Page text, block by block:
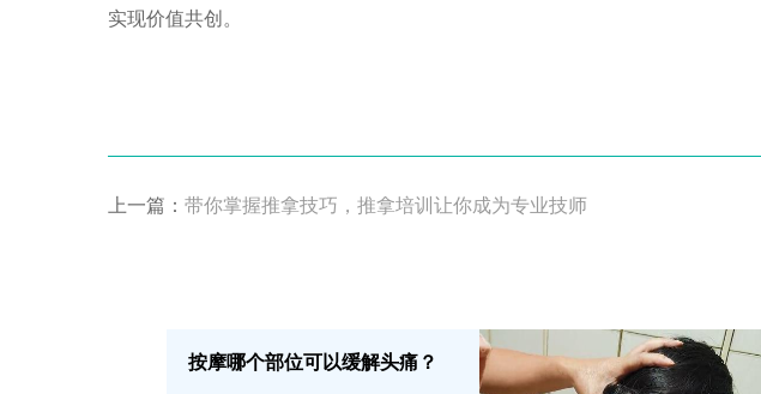
实现价值共创。
上一篇： 带你掌握推拿技巧，推拿培训让你成为专业技师
按摩哪个部位可以缓解头痛？